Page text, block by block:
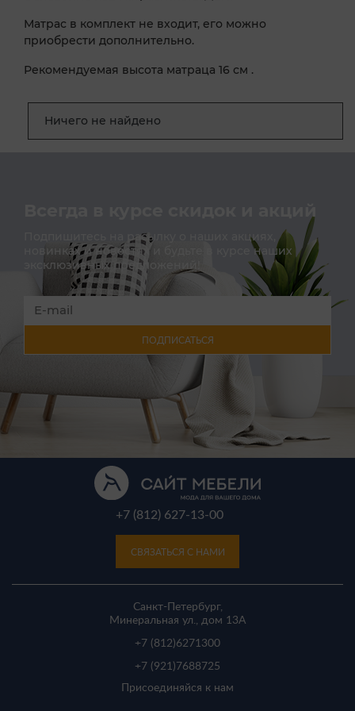
Матрас в комплект не входит, его можно
приобрести дополнительно.
Рекомендуемая высота матраца 16 см .
Ничего не найдено
Всегда в курсе скидок и акций
Подпишитесь на расылку о наших акциях,
новинках и новостях и будьте в курсе наших
эксклюзивных предложений!
ПОДПИСАТЬСЯ
+7 (812) 627-13-00
СВЯЗАТЬСЯ С НАМИ
Санкт-Петербург,
Минеральная ул., дом 13A
+7 (812)6271300
+7 (921) 7688725
Присоединяйся к нам